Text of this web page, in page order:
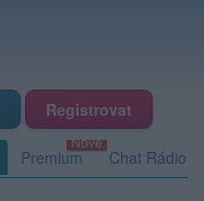
Registrovat
Premium Chat Rádio